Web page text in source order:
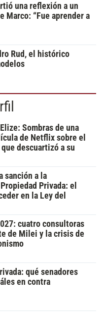
una reflexión a un
Marco: “Fue aprender a
Rud, el histórico
Sombras de una
de Netflix sobre el
descuartizó a su
sanción a la
Privada: el
en la Ley del
cuatro consultoras
de Milei y la crisis de
qué senadores
en contra